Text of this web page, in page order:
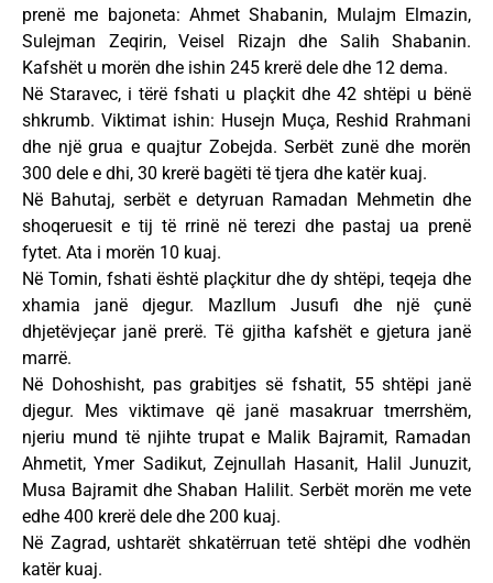
prenë me bajoneta: Ahmet Shabanin, Mulajm Elmazin,
Sulejman Zeqirin, Veisel Rizajn dhe Salih Shabanin.
Kafshët u morën dhe ishin 245 krerë dele dhe 12 dema.
Në Staravec, i tërë fshati u plaçkit dhe 42 shtëpi u bënë
shkrumb. Viktimat ishin: Husejn Muça, Reshid Rrahmani
dhe një grua e quajtur Zobejda. Serbët zunë dhe morën
300 dele e dhi, 30 krerë bagëti të tjera dhe katër kuaj.
Në Bahutaj, serbët e detyruan Ramadan Mehmetin dhe
shoqeruesit e tij të rrinë në terezi dhe pastaj ua prenë
fytet. Ata i morën 10 kuaj.
Në Tomin, fshati është plaçkitur dhe dy shtëpi, teqeja dhe
xhamia janë djegur. Mazllum Jusufi dhe një çunë
dhjetëvjeçar janë prerë. Të gjitha kafshët e gjetura janë
marrë.
Në Dohoshisht, pas grabitjes së fshatit, 55 shtëpi janë
djegur. Mes viktimave që janë masakruar tmerrshëm,
njeriu mund të njihte trupat e Malik Bajramit, Ramadan
Ahmetit, Ymer Sadikut, Zejnullah Hasanit, Halil Junuzit,
Musa Bajramit dhe Shaban Halilit. Serbët morën me vete
edhe 400 krerë dele dhe 200 kuaj.
Në Zagrad, ushtarët shkatërruan tetë shtëpi dhe vodhën
katër kuaj.